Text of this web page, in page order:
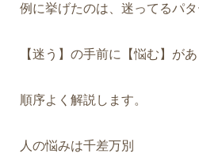
例に挙げたのは、迷ってるパタ
【迷う】の手前に【悩む】があ
順序よく解説します。
人の悩みは千差万別